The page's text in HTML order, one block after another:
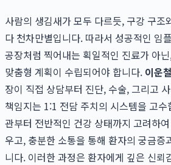
사람의 생김새가 모두 다르듯, 구강 구조
다 천차만별입니다. 따라서 성공적인 임
공장처럼 찍어내는 획일적인 진료가 아
맞춤형 계획이 수립되어야 합니다. 이운
장이 직접 상담부터 진단, 수술, 그리고
책임지는 1:1 전담 주치의 시스템을 고
관부터 전반적인 건강 상태까지 고려하
우고, 충분한 소통을 통해 환자의 궁금증
니다. 이러한 과정은 환자에게 깊은 신뢰